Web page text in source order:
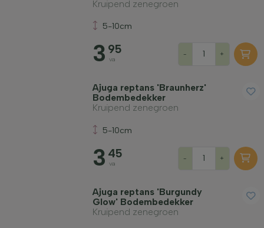
Kruipend zenegroen
5-10cm
3 95
va
- +
Ajuga reptans 'Braunherz'
Bodembedekker
Kruipend zenegroen
5-10cm
3 45
va
- +
Ajuga reptans 'Burgundy
Glow' Bodembedekker
Kruipend zenegroen